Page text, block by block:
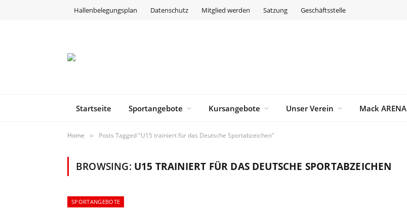
Hallenbelegungsplan Datenschutz Mitglied werden Satzung Geschäftsstelle
Startseite Sportangebote Kursangebote Unser Verein Mack ARENA
Home » Posts Tagged "U15 trainiert für das Deutsche Sportabzeichen"
BROWSING: U15 TRAINIERT FÜR DAS DEUTSCHE SPORTABZEICHEN
SPORTANGEBOTE